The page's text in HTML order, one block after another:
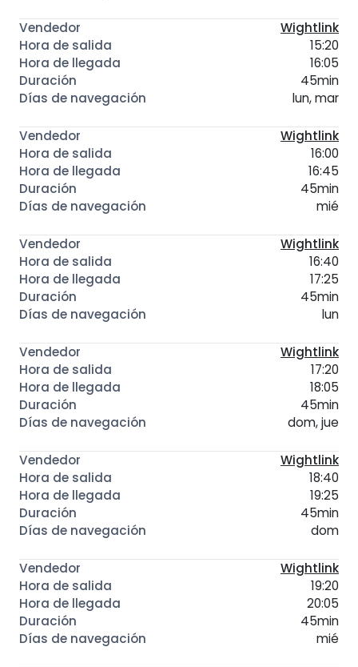
Wightlink
15:20
16:05
45min
lun, mar
Wightlink
16:00
16:45
45min
mié
Wightlink
16:40
17:25
45min
lun
Wightlink
17:20
18:05
45min
dom, jue
Wightlink
18:40
19:25
45min
dom
Wightlink
19:20
20:05
45min
mié